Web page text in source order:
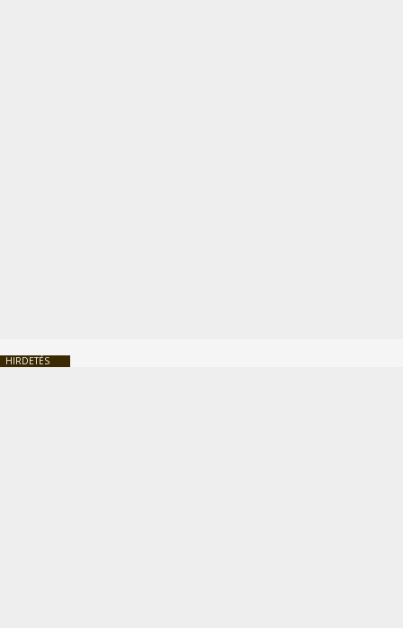
HIRDETÉS